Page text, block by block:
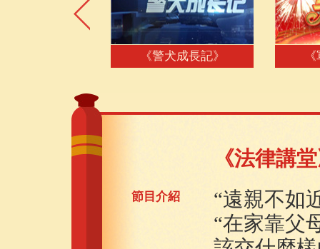
《軍營大拜年》 《